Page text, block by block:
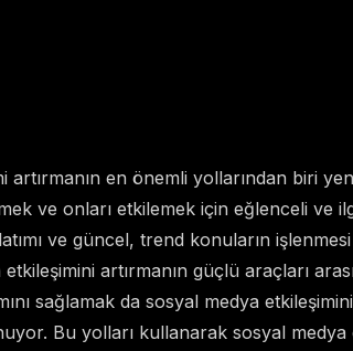
artırmanın en önemli yollarından biri
ve onları etkilemek için eğlenceli ve
ve güncel, trend konuların
artırmanın güçlü araçları
sağlamak da sosyal medya
Bu yolları kullanarak sosyal medya